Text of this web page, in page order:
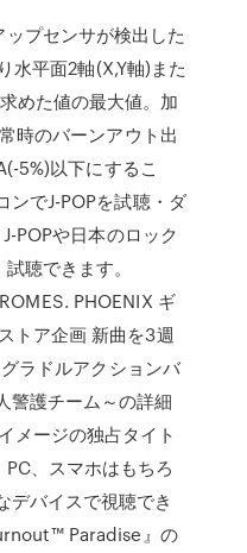
プセンサが検出した
水平面2軸(X,Y軸)また
めた値の最大値。加
時のバーンアウト出
5%)以下にするこ
ンでJ-POPを試聴・ダ
POPや日本のロック
聴できます。
PHOENIX ギ
トア企画 新曲を3週
ラドルアクションバ
警護チーム～の詳細
メージの独占タイト
、スマホはもちろ
デバイスで視聴でき
Paradise』の